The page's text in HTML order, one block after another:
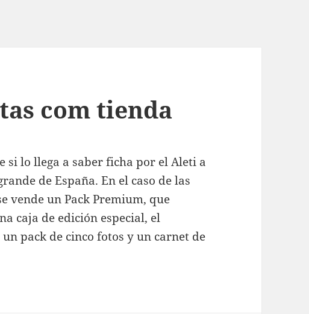
com tienda
si lo llega a saber ficha por el Aleti a
de España. En el caso de las
vende un Pack Premium, que
caja de edición especial, el
pack de cinco fotos y un carnet de